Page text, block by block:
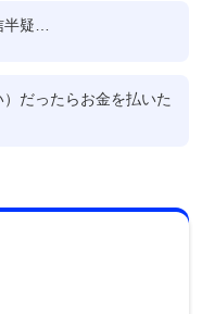
疑…
だったらお金を払いた